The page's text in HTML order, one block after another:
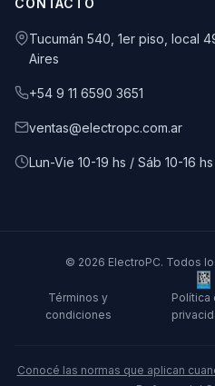
Tucumán 540, 1er piso, local
Aires
+54 9 11 6590 3651
ventas@electropc.com.ar
Lun-Vie 10-19 hs / Sáb 10-16 hs
© 2026 ElectroPC. Todos
Términos y
condiciones
Política
Conocé las normas que aplican